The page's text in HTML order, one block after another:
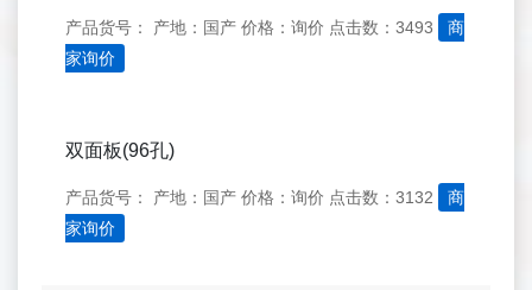
产品货号： 产地：国产 价格：询价 点击数：3493
商
家询价
双面板(96孔)
产品货号： 产地：国产 价格：询价 点击数：3132
商
家询价